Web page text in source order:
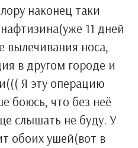
наконец таки
11 дней
вылечивания носа,
в другом городе и
Я эту операцию
боюсь, что без неё
слышать не буду. У
обоих ушей(вот в